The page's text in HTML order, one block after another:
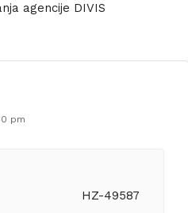
agencije DIVIS
pm
HZ-49587